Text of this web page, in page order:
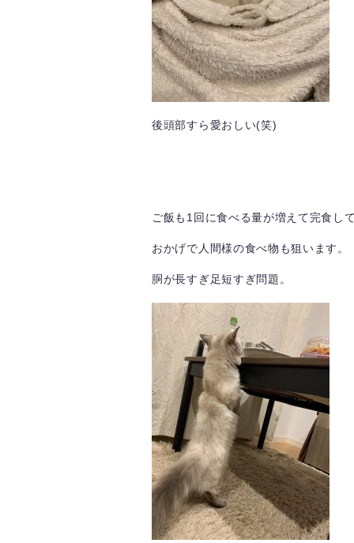
後頭部すら愛おしい(笑)
ご飯も1回に食べる量が増えて完食し
おかげで人間様の食べ物も狙います。
胴が長すぎ足短すぎ問題。